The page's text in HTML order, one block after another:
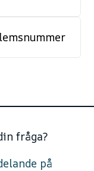
fråga?
på